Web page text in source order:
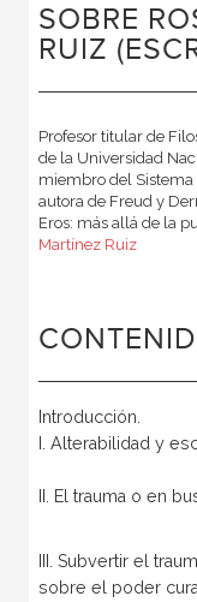
SOBRE
RUIZ
Profesor titular de
de la Universidad
miembro del Sistema
autora de Freud y
Eros: más allá de la
Martínez Ruiz
Introducción.
I. Alterabilidad y
II. El trauma o en
III. Subvertir el
sobre el poder